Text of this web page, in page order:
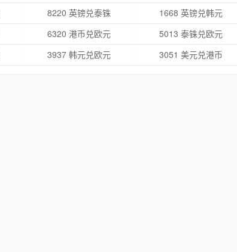
8220 英镑兑泰铢
1668 英镑兑韩元
6320 港币兑欧元
5013 泰铢兑欧元
3937 韩元兑欧元 3051 美元兑港币